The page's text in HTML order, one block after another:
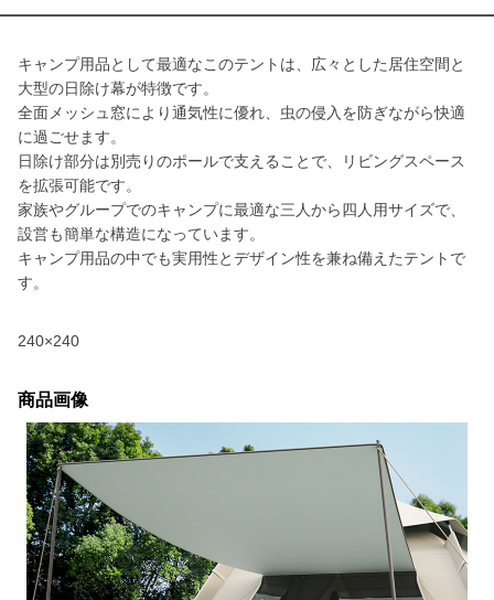
キャンプ用品として最適なこのテントは、広々とした居住空間と
大型の日除け幕が特徴です。
全面メッシュ窓により通気性に優れ、虫の侵入を防ぎながら快適
に過ごせます。
日除け部分は別売りのポールで支えることで、リビングスペース
を拡張可能です。
家族やグループでのキャンプに最適な三人から四人用サイズで、
設営も簡単な構造になっています。
キャンプ用品の中でも実用性とデザイン性を兼ね備えたテントで
す。
240×240
商品画像